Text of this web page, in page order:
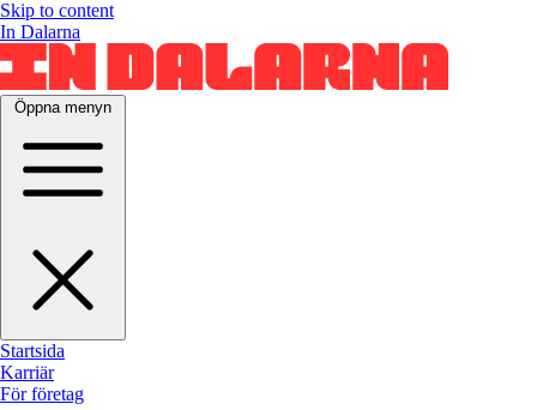
Skip to content
In Dalarna
Öppna menyn
Startsida
Karriär
För företag